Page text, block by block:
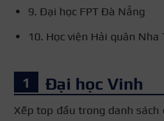
9. Đại học FPT Đà Nẵng
10. Học viện Hải quân Nha
Đại học Vinh
Xếp top đầu trong danh sách